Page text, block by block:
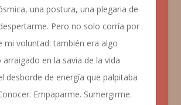
una postura, una plegaria de
Pero no solo corría por
mi voluntad: también era algo
arraigado en la savia de la vida
desborde de energía que palpitaba
Empaparme. Sumergirme.